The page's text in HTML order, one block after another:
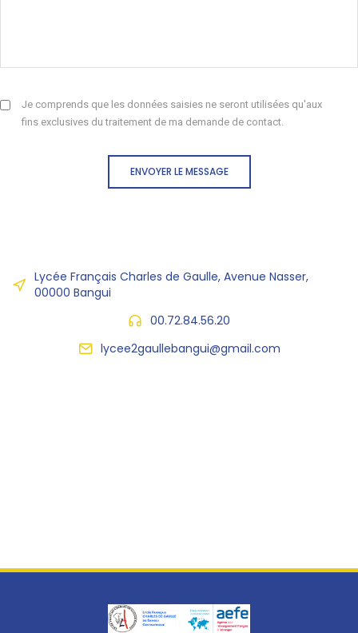
Je comprends que les données saisies ne seront utilisées qu'aux
fins exclusives du traitement de ma demande de contact.
ENVOYER LE MESSAGE
Lycée Français Charles de Gaulle, Avenue Nasser,
00000 Bangui
00.72.84.56.20
lycee2gaullebangui@gmail.com